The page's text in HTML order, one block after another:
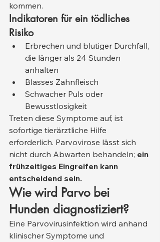
kommen.
Indikatoren für ein tödliches
Risiko
Erbrechen und blutiger Durchfall,
die länger als 24 Stunden
anhalten
Blasses Zahnfleisch
Schwacher Puls oder
Bewusstlosigkeit
Treten diese Symptome auf, ist
sofortige tierärztliche Hilfe
erforderlich. Parvovirose lässt sich
nicht durch Abwarten behandeln; ein
frühzeitiges Eingreifen kann
entscheidend sein.
Wie wird Parvo bei
Hunden diagnostiziert?
Eine Parvovirusinfektion wird anhand
klinischer Symptome und